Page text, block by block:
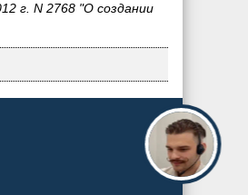
г. N 2768 "О создании